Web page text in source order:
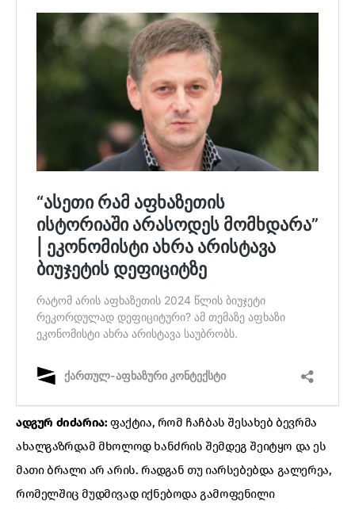
ადგურ ძიძარია:ფაქტია, რომ ჩაჩბას შესახებ ბევრმა
ახალგაზრდამ მხოლოდ ხანძრის შემდეგ შეიტყო და ეს
მათი ბრალი არ არის. რადგან თუ იარსებებდა გალერეა,
რომელშიც მუდმივად იქნებოდა გამოფენილი